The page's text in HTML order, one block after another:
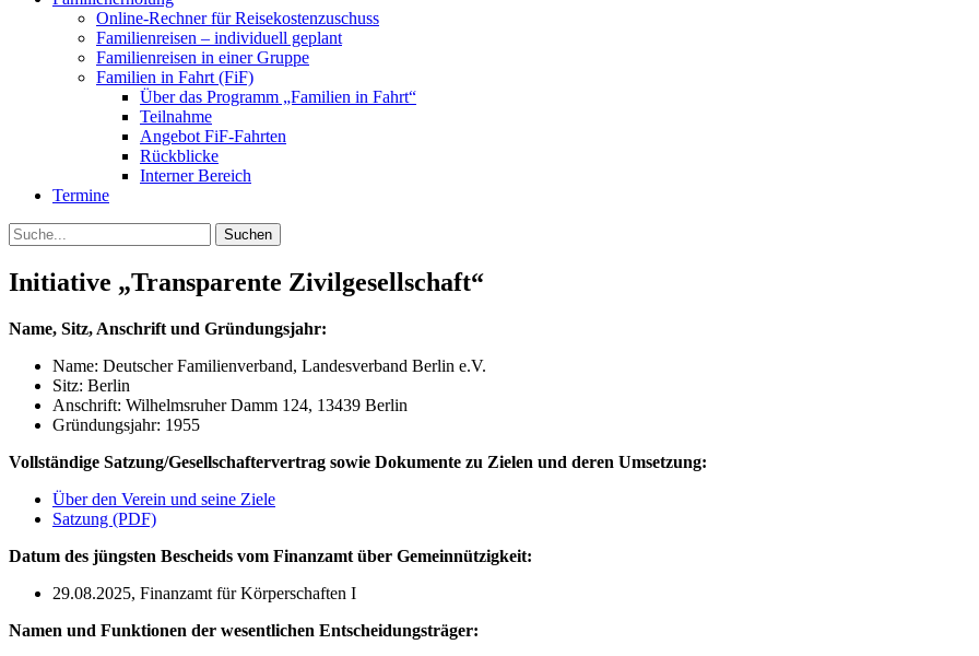
Online-Rechner für Reisekostenzuschuss
Familienreisen – individuell geplant
Familienreisen in einer Gruppe
Familien in Fahrt (FiF)
Über das Programm „Familien in Fahrt“
Teilnahme
Angebot FiF-Fahrten
Rückblicke
Interner Bereich
Termine
Suche
Initiative „Transparente Zivilgesellschaft“
Name, Sitz, Anschrift und Gründungsjahr:
Name: Deutscher Familienverband, Landesverband Berlin e.V.
Sitz: Berlin
Anschrift: Wilhelmsruher Damm 124, 13439 Berlin
Gründungsjahr: 1955
Vollständige Satzung/Gesellschaftervertrag sowie Dokumente zu Zielen und deren Umsetzung:
Über den Verein und seine Ziele
Satzung (PDF)
Datum des jüngsten Bescheids vom Finanzamt über Gemeinnützigkeit:
29.08.2025, Finanzamt für Körperschaften I
Namen und Funktionen der wesentlichen Entscheidungsträger: